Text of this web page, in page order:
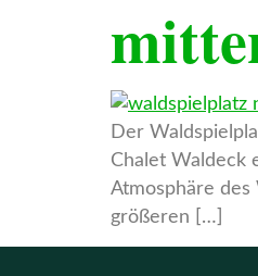
Der
Chalet Waldeck
Atmosphäre des
größeren […]